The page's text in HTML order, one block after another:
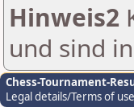
Hinweis2
und sind
Chess-Tournament-
Legal details/Terms of use